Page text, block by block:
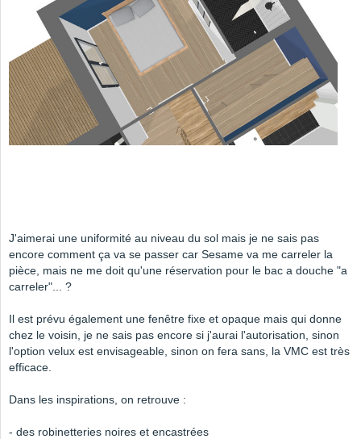
J'aimerai une uniformité au niveau du sol mais je ne sais pas
encore comment ça va se passer car Sesame va me carreler la
pièce, mais ne me doit qu'une réservation pour le bac a douche "a
carreler"... ?
Il est prévu également une fenêtre fixe et opaque mais qui donne
chez le voisin, je ne sais pas encore si j'aurai l'autorisation, sinon
l'option velux est envisageable, sinon on fera sans, la VMC est très
efficace.
Dans les inspirations, on retrouve :
- des robinetteries noires et encastrées